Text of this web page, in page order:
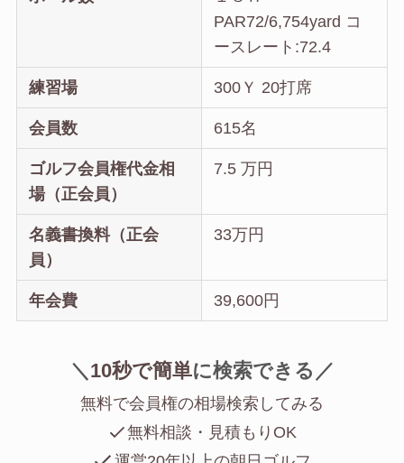
PAR72/6,754yard コ
ースレート:72.4
練習場 300Ｙ 20打席
会員数 615名
ゴルフ会員権代金相
場（正会員）
7.5 万円
名義書換料（正会
員）
33万円
年会費 39,600円
＼ 10秒で簡単に検索できる／
無料で会員権の相場検索してみる
無料相談・見積もりOK